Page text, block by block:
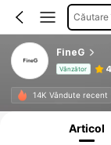
Căutare
FineG
Vânzător
14K Vândute recent
Informații despre
Articol